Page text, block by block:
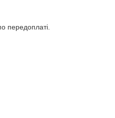
передоплаті.